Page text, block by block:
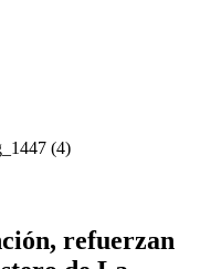
refuerzan